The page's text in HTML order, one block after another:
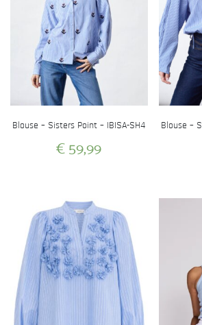
Blouse – Sisters Point – IBISA-SH4
€59,99
heeft
meerdere
variaties.
Deze
optie
Blouse –